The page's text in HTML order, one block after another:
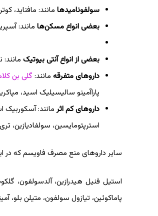
سولفونامیدها مانند: مافناید،
بعضی انواع مسکن‌ها مانند:
بعضی از انواع آنتی بیوتیک مانند:
داروهای متفرقه مانند: گلی بن
پاراآمینو سالیسیلیک اسید،
داروهای کم اثر
استرپتومایسین، سولفادیازین،
سایر داروهای منع مصرف فاویسم که در
استیل فنیل هیدرازین، آلدسولفون،
پاماکوئین، تیازول سولفون، متیلن بلو،